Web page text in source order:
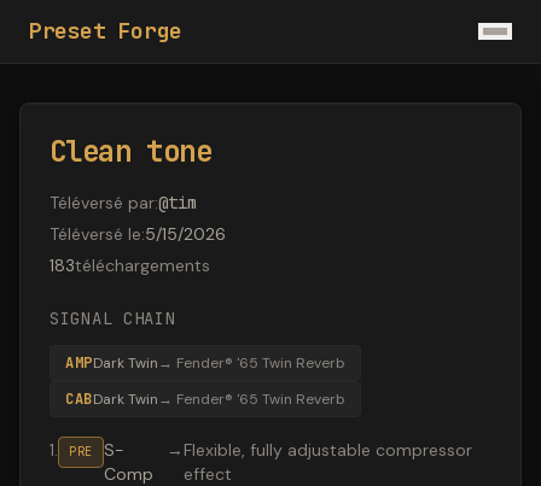
Preset Forge
Clean tone
Téléversé par:@tim
Téléversé le:5/15/2026
183téléchargements
SIGNAL CHAIN
AMPDark Twin→ Fender® '65 Twin Reverb
CABDark Twin→ Fender® '65 Twin Reverb
1. PRE
S-
Comp
→ Flexible, fully adjustable compressor
effect